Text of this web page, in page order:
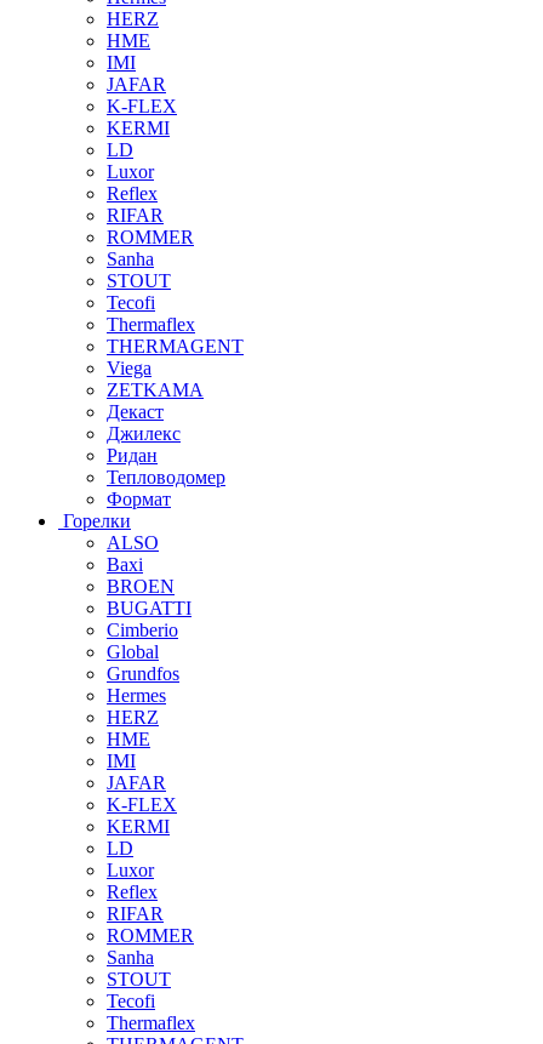
HERZ
HME
IMI
JAFAR
K-FLEX
KERMI
LD
Luxor
Reflex
RIFAR
ROMMER
Sanha
STOUT
Tecofi
Thermaflex
THERMAGENT
Viega
ZETKAMA
Декаст
Джилекс
Ридан
Тепловодомер
Формат
Горелки
ALSO
Baxi
BROEN
BUGATTI
Cimberio
Global
Grundfos
Hermes
HERZ
HME
IMI
JAFAR
K-FLEX
KERMI
LD
Luxor
Reflex
RIFAR
ROMMER
Sanha
STOUT
Tecofi
Thermaflex